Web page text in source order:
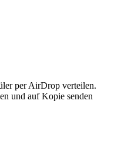
per AirDrop verteilen.
und auf Kopie senden